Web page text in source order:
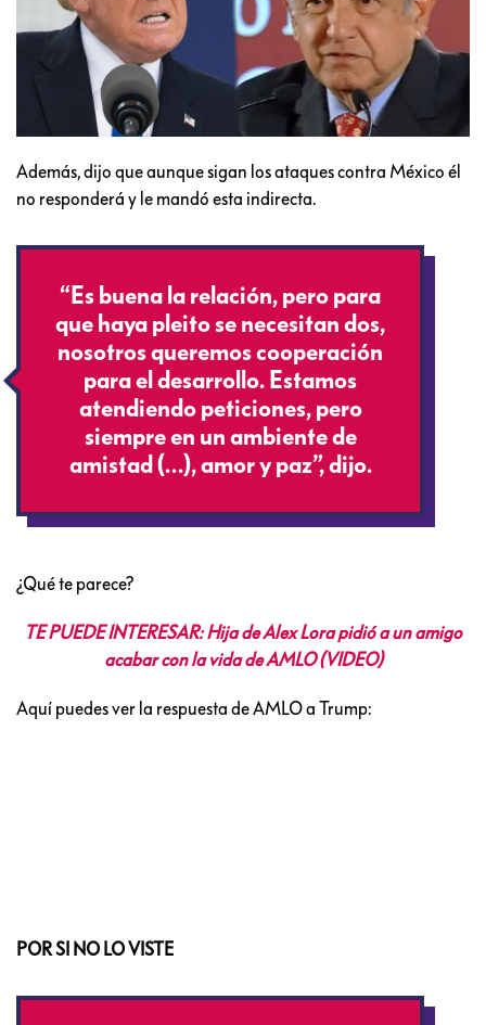
Además, dijo que aunque sigan los ataques contra México él
no responderá y le mandó esta indirecta.
“Es buena la relación, pero para
que haya pleito se necesitan dos,
nosotros queremos cooperación
para el desarrollo. Estamos
atendiendo peticiones, pero
siempre en un ambiente de
amistad (…), amor y paz”, dijo.
¿Qué te parece?
TE PUEDE INTERESAR: Hija de Alex Lora pidió a un amigo
acabar con la vida de AMLO (VIDEO)
Aquí puedes ver la respuesta de AMLO a Trump:
POR SI NO LO VISTE